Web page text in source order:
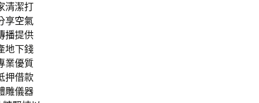
清潔打
享空氣
播提供
地下錢
業優質
押借款
雕儀器